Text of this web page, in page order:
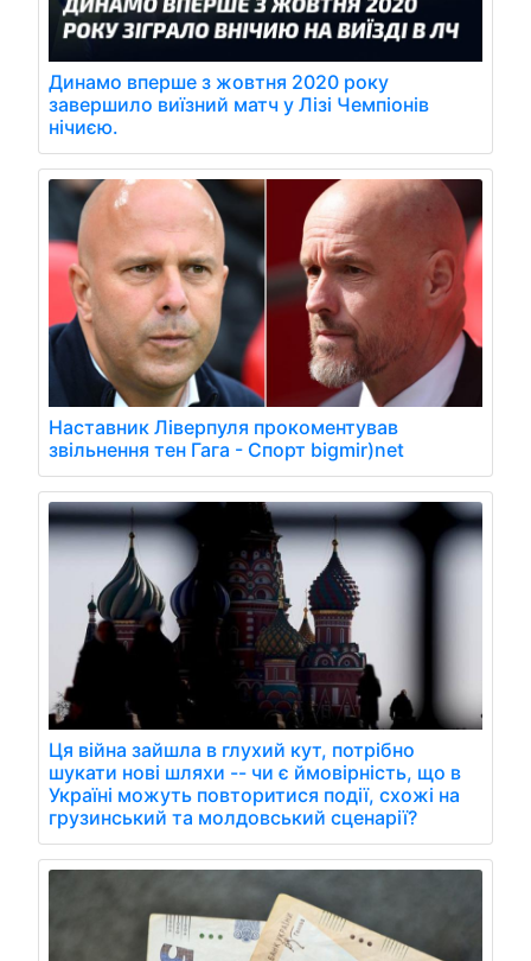
Динамо вперше з жовтня 2020 року
завершило виїзний матч у Лізі Чемпіонів
нічиєю.
Наставник Ліверпуля прокоментував
звільнення тен Гага - Спорт bigmir)net
Ця війна зайшла в глухий кут, потрібно
шукати нові шляхи -- чи є ймовірність, що в
Україні можуть повторитися події, схожі на
грузинський та молдовський сценарії?